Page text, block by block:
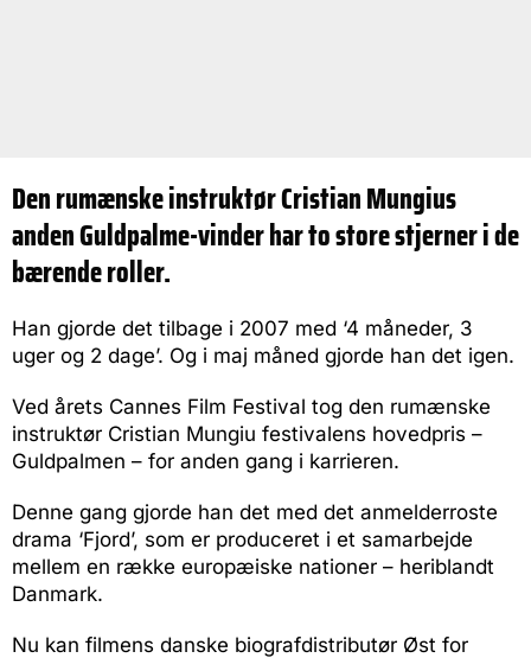
Den rumænske instruktør Cristian Mungius
anden Guldpalme-vinder har to store stjerner i de
bærende roller.
Han gjorde det tilbage i 2007 med ‘4 måneder, 3
uger og 2 dage’. Og i maj måned gjorde han det igen.
Ved årets Cannes Film Festival tog den rumænske
instruktør Cristian Mungiu festivalens hovedpris –
Guldpalmen – for anden gang i karrieren.
Denne gang gjorde han det med det anmelderroste
drama ‘Fjord’, som er produceret i et samarbejde
mellem en række europæiske nationer – heriblandt
Danmark.
Nu kan filmens danske biografdistributør Øst for